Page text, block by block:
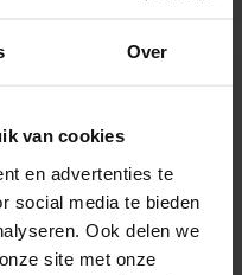
Over
van cookies
en advertenties te
social media te bieden
Ook delen we
site met onze
vragen